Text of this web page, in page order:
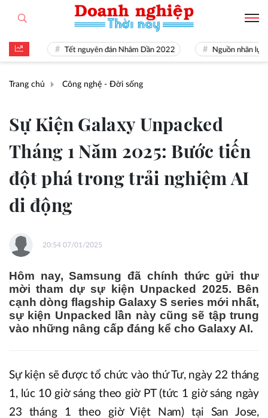
Tết nguyên đán Nhâm Dần 2022 Nguồn nhân lực Việt
Trang chủ Công nghệ - Đời sống
Sự Kiện Galaxy Unpacked
Tháng 1 Năm 2025: Bước tiến
đột phá trong trải nghiệm AI
di động
20:54 07/01/2025
Hôm nay, Samsung đã chính thức gửi thư
mời tham dự sự kiện Unpacked 2025. Bên
cạnh dòng flagship Galaxy S series mới nhất,
sự kiện Unpacked lần này cũng sẽ tập trung
vào những nâng cấp đáng kể cho Galaxy AI.
Sự kiện sẽ được tổ chức vào thứ Tư, ngày 22 tháng
1, lúc 10 giờ sáng theo giờ PT (tức 1 giờ sáng ngày
23 tháng 1 theo giờ Việt Nam) tại San Jose,